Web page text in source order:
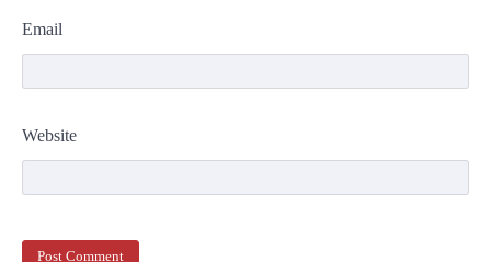
Email
Website